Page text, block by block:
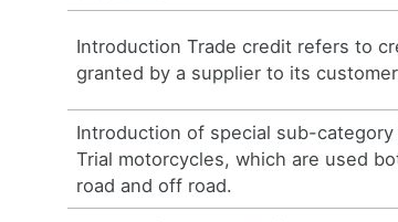
Introduction Trade credit refers to
granted by a supplier to its
Introduction of special sub-
Trial motorcycles, which are used
road and off road.